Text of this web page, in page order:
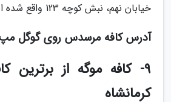
خیابان نهم، نبش کوچه 123 واقع شده است.
آدرس کافه مرسدس روی گوگل
9- کافه موگه از
کرمانشاه